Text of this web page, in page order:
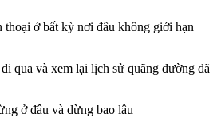
thoại ở bất kỳ nơi đâu không giới hạn
qua và xem lại lịch sử quãng đường đã
ở đâu và dừng bao lâu